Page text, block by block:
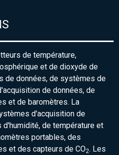
de température,
et de dioxyde de
de données, de systèmes de
de données, de
et de baromètres. La
d'acquisition de
de température et
portables, des
et des capteurs de CO2. Les